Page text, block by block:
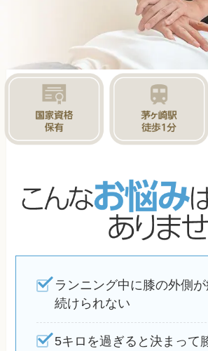
ランニング中に膝の外側が
続けられない
5キロを過ぎると決まって